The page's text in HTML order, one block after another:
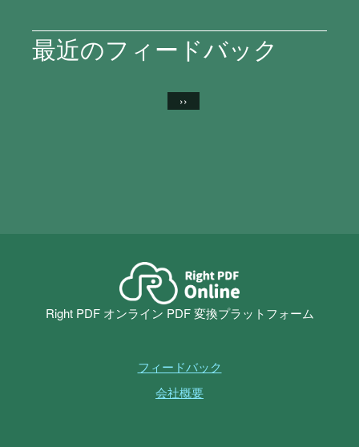
最近のフィードバック
››
Right PDF オンライン PDF 変換プラットフォーム
フィードバック
会社概要